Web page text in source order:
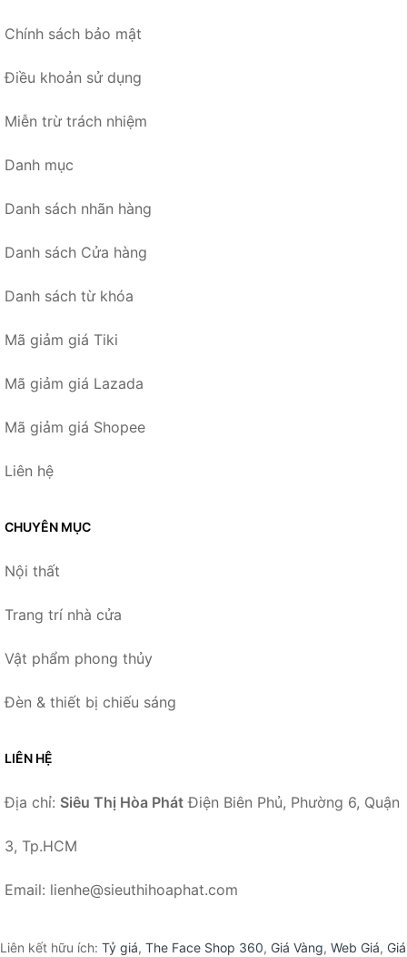
Chính sách bảo mật
Điều khoản sử dụng
Miễn trừ trách nhiệm
Danh mục
Danh sách nhãn hàng
Danh sách Cửa hàng
Danh sách từ khóa
Mã giảm giá Tiki
Mã giảm giá Lazada
Mã giảm giá Shopee
Liên hệ
CHUYÊN MỤC
Nội thất
Trang trí nhà cửa
Vật phẩm phong thủy
Đèn & thiết bị chiếu sáng
LIÊN HỆ
Địa chỉ: Siêu Thị Hòa Phát Điện Biên Phủ, Phường 6, Quận
3, Tp.HCM
Email: lienhe@sieuthihoaphat.com
Liên kết hữu ích: Tỷ giá, The Face Shop 360, Giá Vàng, Web Giá, Giá